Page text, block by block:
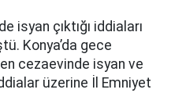
isyan çıktığı iddiaları
Konya’da gece
cezaevinde isyan ve
üzerine İl Emniyet